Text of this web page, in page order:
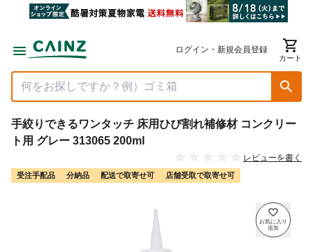
ログイン・新規会員登録
カート
手絞りできるワンタッチ 床用ひび割れ補修材 コンクリー
ト用 グレー 313065 200ml
レビューを書く
受注手配品 分納品 配送で取寄せ可 店舗受取で取寄せ可